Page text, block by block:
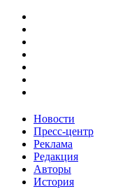
Новости
Пресс-центр
Реклама
Редакция
Авторы
История